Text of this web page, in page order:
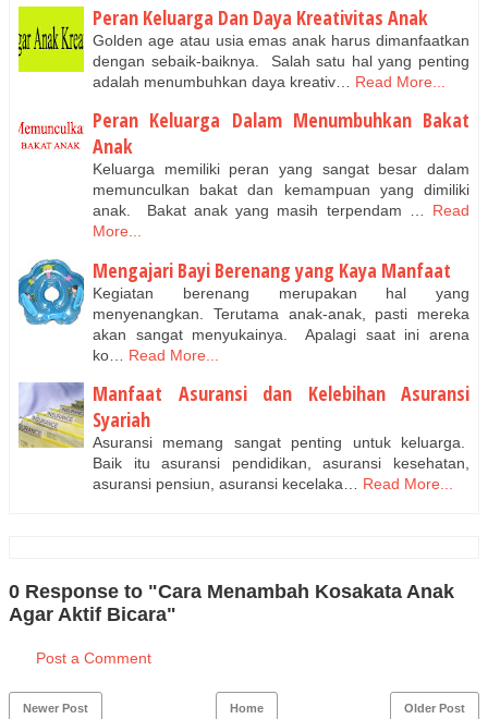
Peran Keluarga Dan Daya Kreativitas Anak
Golden age atau usia emas anak harus dimanfaatkan
dengan sebaik-baiknya. Salah satu hal yang penting
adalah menumbuhkan daya kreativ…
Read More...
Peran Keluarga Dalam Menumbuhkan Bakat
Anak
Keluarga memiliki peran yang sangat besar dalam
memunculkan bakat dan kemampuan yang dimiliki
anak. Bakat anak yang masih terpendam …
Read
More...
Mengajari Bayi Berenang yang Kaya Manfaat
Kegiatan berenang merupakan hal yang
menyenangkan. Terutama anak-anak, pasti mereka
akan sangat menyukainya. Apalagi saat ini arena
ko…
Read More...
Manfaat Asuransi dan Kelebihan Asuransi
Syariah
Asuransi memang sangat penting untuk keluarga.
Baik itu asuransi pendidikan, asuransi kesehatan,
asuransi pensiun, asuransi kecelaka… Read More...
0 Response to "Cara Menambah Kosakata Anak
Agar Aktif Bicara"
Post a Comment
Newer Post Older Post
Home